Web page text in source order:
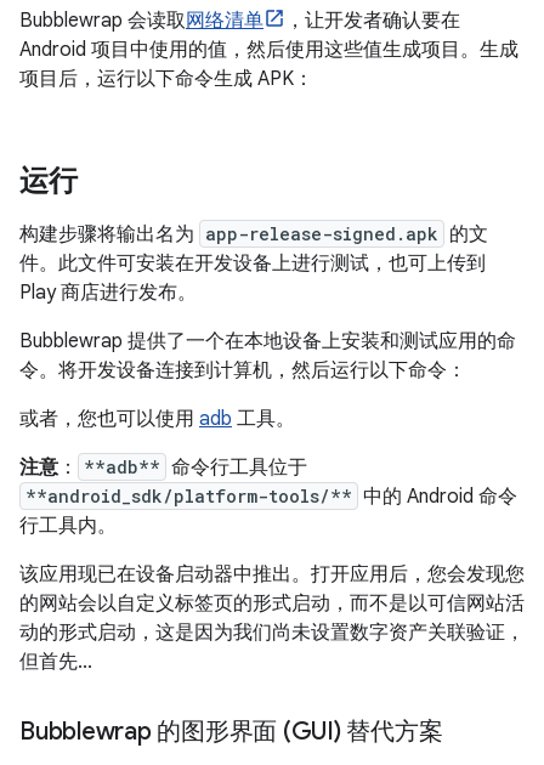
Bubblewrap 会读取网络清单
，让开发者确认要在
Android 项目中使用的值，然后使用这些值生成项目。生成
项目后，运行以下命令生成 APK：
运行
构建步骤将输出名为 app-release-signed.apk 的文
件。此文件可安装在开发设备上进行测试，也可上传到
Play 商店进行发布。
Bubblewrap 提供了一个在本地设备上安装和测试应用的命
令。将开发设备连接到计算机，然后运行以下命令：
或者，您也可以使用 adb 工具。
注意： **adb** 命令行工具位于
**android_sdk/platform-tools/** 中的 Android 命令
行工具内。
该应用现已在设备启动器中推出。打开应用后，您会发现您
的网站会以自定义标签页的形式启动，而不是以可信网站活
动的形式启动，这是因为我们尚未设置数字资产关联验证，
但首先...
Bubblewrap 的图形界面 (GUI) 替代方案